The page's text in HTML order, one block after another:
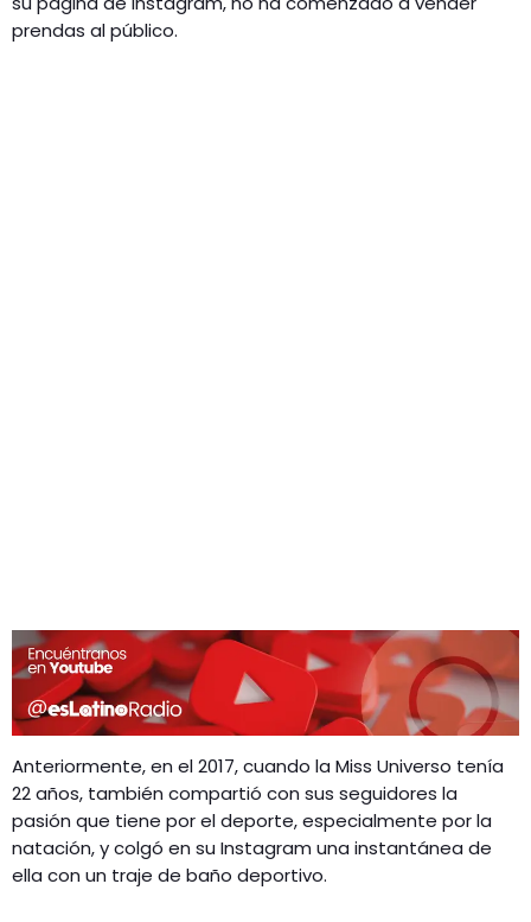
prendas al público.
Anteriormente, en el 2017, cuando la Miss Universo tenía
22 años, también compartió con sus seguidores la
pasión que tiene por el deporte, especialmente por la
natación, y colgó en su Instagram una instantánea de
ella con un traje de baño deportivo.